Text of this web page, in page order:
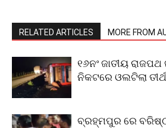
RELATED ARTICLES MORE FROM
୧୬ନଂ ଜାତୀୟ ରାଜପଥ
ନିକଟରେ ଓଲଟିଲା
ବ୍ରହ୍ମପୁର ରେ